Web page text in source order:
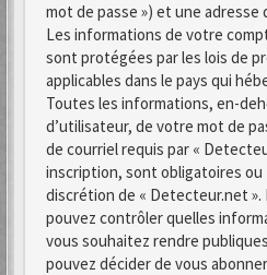
mot de passe ») et une adresse
Les informations de votre
sont protégées par les lois de
applicables dans le pays qui
Toutes les informations, en-
d’utilisateur, de votre mot de
de courriel requis par «
inscription, sont obligatoires ou
discrétion de « Detecteur.net ».
pouvez contrôler quelles
vous souhaitez rendre
pouvez décider de vous